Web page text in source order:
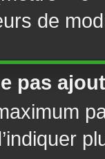
de
pas